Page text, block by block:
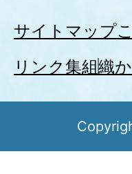
サイトマップ
リンク集組織